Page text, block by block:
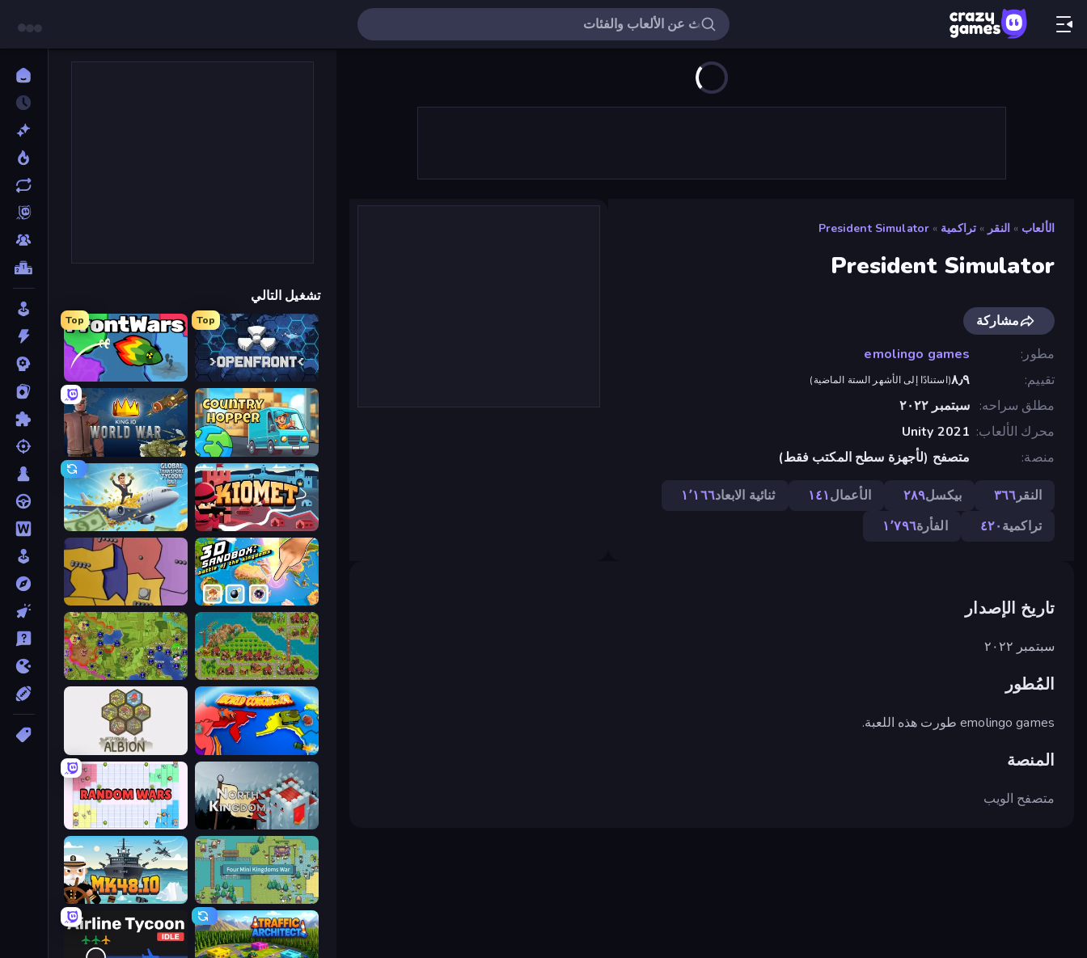
الألعاب » النقر » تراكمية »
President Simulator
President Simulator
مشاركة
مطور
emolingo games
تقييم
٨٫٩(استنادًا إلى الأشهر الستة الماضية)
مطلق سراحه
سبتمبر ٢٠٢٢
محرك الألعاب Unity 2021
منصة
متصفح (لأجهزة سطح المكتب فقط)
النقر٣٦٦ بيكسل٢٨٩ الأعمال١٤١ ثنائية الابعاد١٬١٦٦
تراكمية٤٢٠ الفأرة١٬٧٩٦
تاريخ الإصدار
سبتمبر ٢٠٢٢
المُطور
emolingo games طورت هذه اللعبة.
المنصة
متصفح الويب
تشغيل التالي
Top
Openfront
Top
FrontWars.io
Country Hopper
King.io World War
Kiomet
Global Transport Tycoon Idle
3D Sandbox: Battle of the Kingdoms
Compact Conflict
City Idle
Hex Empire
World Conqueror
Settlers of Albion
North Kingdom: Siege Castle
Random Wars
Four Mini Kingdoms War
Mk48.io